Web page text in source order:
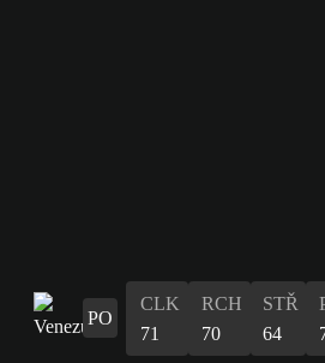
PO
CLK
71
RCH
70
STŘ
64